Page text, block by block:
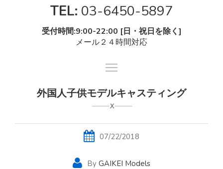
TEL: 03-6450-5897
受付時間:9:00-22:00 [日・祝日を除く]
メール２４時間対応
外国人子供モデルキャスティング
07/22/2018
By GAIKEI Models